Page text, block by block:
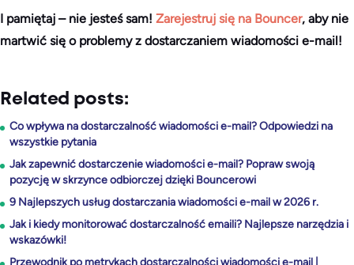
I pamiętaj – nie jesteś sam! Zarejestruj się na Bouncer, aby nie
martwić się o problemy z dostarczaniem wiadomości e-mail!
Related posts:
Co wpływa na dostarczalność wiadomości e-mail? Odpowiedzi na
wszystkie pytania
Jak zapewnić dostarczenie wiadomości e-mail? Popraw swoją
pozycję w skrzynce odbiorczej dzięki Bouncerowi
9 Najlepszych usług dostarczania wiadomości e-mail w 2026 r.
Jak i kiedy monitorować dostarczalność emaili? Najlepsze narzędzia i
wskazówki!